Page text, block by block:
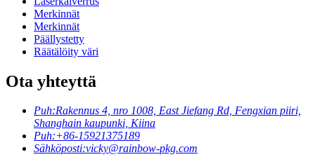
Merkinnät
Merkinnät
Päällystetty
Räätälöity väri
Ota yhteyttä
Puh:Rakennus 4, nro 1008, East Jiefang Rd, Fengxian piiri,
Shanghain kaupunki, Kiina
Puh:+86-15921375189
Sähköposti:vicky@rainbow-pkg.com